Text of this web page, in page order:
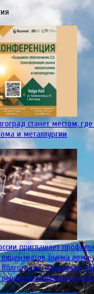
станет местом,
и металлургии
приглашает
рынка лома
«Сырьевое
металлолома и